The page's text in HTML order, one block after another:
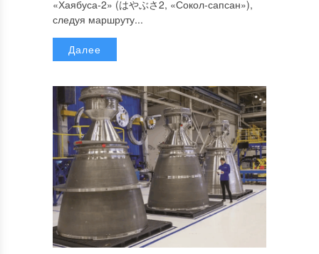
«Хаябуса-2» (はやぶさ2, «Сокол-сапсан»),
следуя маршруту...
Далее